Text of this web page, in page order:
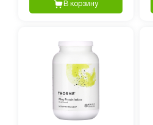
В корзину